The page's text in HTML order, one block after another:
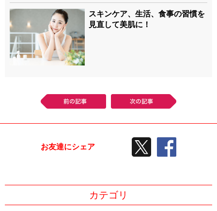
スキンケア、生活、食事の習慣を
見直して美肌に！
前の記事
お友達にシェア
TWEETする
カテゴリ